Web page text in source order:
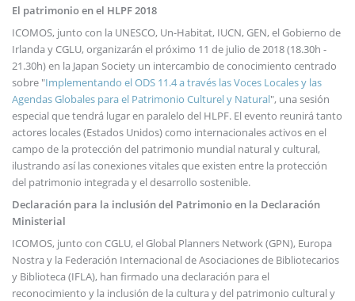
El patrimonio en el HLPF 2018
ICOMOS, junto con la UNESCO, Un-Habitat, IUCN, GEN, el Gobierno de
Irlanda y CGLU, organizarán el próximo 11 de julio de 2018 (18.30h -
21.30h) en la Japan Society un intercambio de conocimiento centrado
sobre "Implementando el ODS 11.4 a través las Voces Locales y las
Agendas Globales para el Patrimonio Culturel y Natural", una sesión
especial que tendrá lugar en paralelo del HLPF. El evento reunirá tanto
actores locales (Estados Unidos) como internacionales activos en el
campo de la protección del patrimonio mundial natural y cultural,
ilustrando así las conexiones vitales que existen entre la protección
del patrimonio integrada y el desarrollo sostenible.
Declaración para la inclusión del Patrimonio en la Declaración
Ministerial
ICOMOS, junto con CGLU, el Global Planners Network (GPN), Europa
Nostra y la Federación Internacional de Asociaciones de Bibliotecarios
y Biblioteca (IFLA), han firmado una declaración para el
reconocimiento y la inclusión de la cultura y del patrimonio cultural y